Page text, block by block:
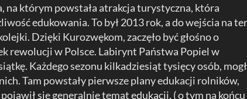
na którym powstała atrakcja turystyczna, która
edukowania. To był 2013 rok, a do wejścia na
Dzięki Kurozwękom, zaczęło być głośno o
rewolucji w Polsce. Labirynt Państwa Popiel w
Każdego sezonu kilkadziesiąt tysięcy osób,
Tam powstały pierwsze plany edukacji rolników,
się generalnie temat edukacji. ( o tym na końcu